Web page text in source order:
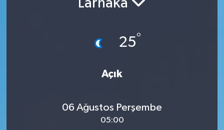
Larnaka
25°
Açık
06 Ağustos Perşembe
05:00